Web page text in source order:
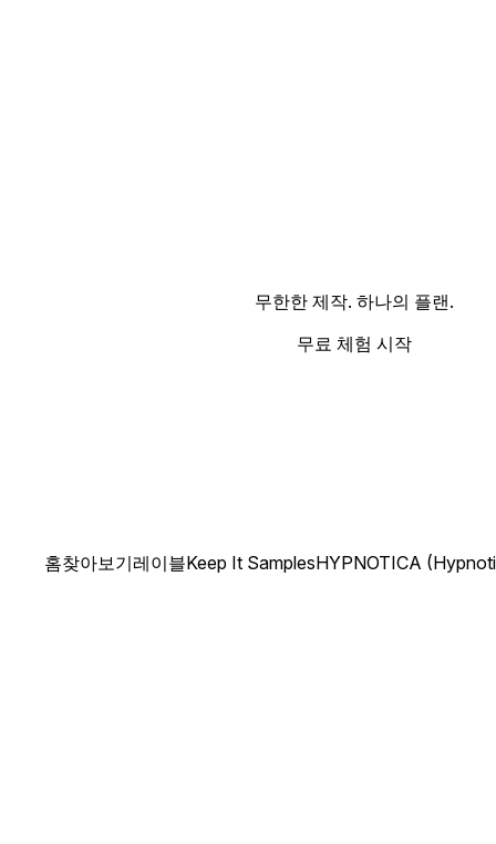
무한한 제작. 하나의 플랜.
무료 체험 시작
홈찾아보기레이블Keep It SamplesHYPNOTICA